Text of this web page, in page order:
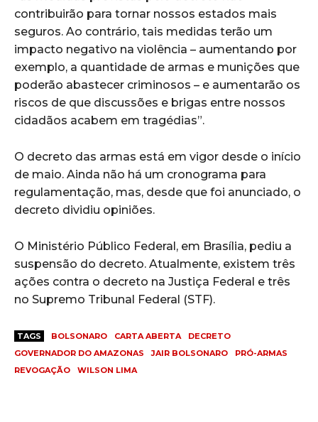
contribuirão para tornar nossos estados mais
seguros. Ao contrário, tais medidas terão um
impacto negativo na violência – aumentando por
exemplo, a quantidade de armas e munições que
poderão abastecer criminosos – e aumentarão os
riscos de que discussões e brigas entre nossos
cidadãos acabem em tragédias”.
O decreto das armas está em vigor desde o início
de maio. Ainda não há um cronograma para
regulamentação, mas, desde que foi anunciado, o
decreto dividiu opiniões.
O Ministério Público Federal, em Brasília, pediu a
suspensão do decreto. Atualmente, existem três
ações contra o decreto na Justiça Federal e três
no Supremo Tribunal Federal (STF).
TAGS BOLSONARO CARTA ABERTA
DECRETO
GOVERNADOR DO AMAZONAS
JAIR BOLSONARO
PRÓ-ARMAS
REVOGAÇÃO
WILSON LIMA